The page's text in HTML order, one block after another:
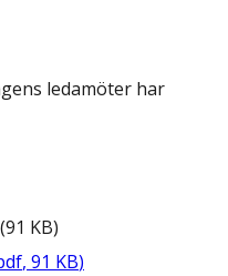
ledamöter har
(91 KB)
, 91 KB)